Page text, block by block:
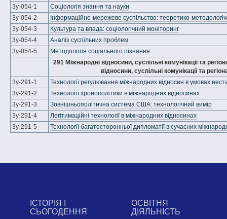
3у-054-1
Соціологія знання та науки
3у-054-2
Інформаційно-мережеве суспільство: теоретико-
3у-054-3
Культура та влада: соціологічний моніторинг
3у-054-4
Аналіз суспільних проблем
3у-054-5
Методологія соціального пізнання
291 Міжнародні відносини, суспільні комунікації та
відносини, суспільні комунікації та
3у-291-1
Технології регулювання міжнародних відносин в умовах
3у-291-2
Технології хронополітики в міжнародних відносинах
3у-291-3
Зовнішньополітична система США: технологічний вимір
3у-291-4
Легітимаційні технології в міжнародних відносинах
3у-291-5
Технології багатосторонньої дипломатії в сучасних
ІСТОРІЯ І
СЬОГОДЕННЯ
ОСВІТНЯ
ДІЯЛЬНІСТЬ